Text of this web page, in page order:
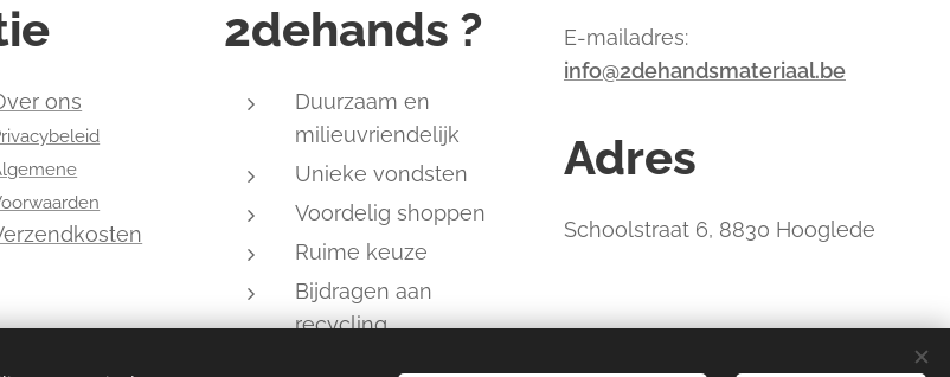
ons
2dehands ?
Duurzaam en
milieuvriendelijk
Unieke vondsten
Voordelig shoppen
Ruime keuze
Bijdragen aan
recycling
E-mailadres:
info@2dehandsmateriaal.be
Adres
Schoolstraat 6, 8830 Hooglede